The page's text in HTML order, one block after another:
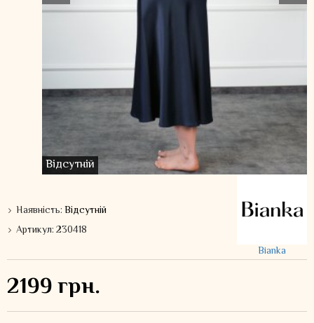
Відсутній
Наявність:Відсутній
Артикул:230418
Bianka
2199 грн.